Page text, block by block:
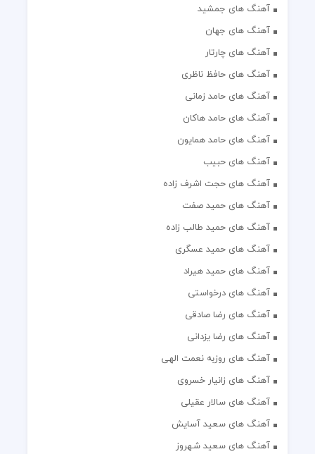
آهنگ های جمشید
آهنگ های جهان
آهنگ های چارتار
آهنگ های حافظ ناظری
آهنگ های حامد زمانی
آهنگ های حامد هاکان
آهنگ های حامد همایون
آهنگ های حبیب
آهنگ های حجت اشرف زاده
آهنگ های حمید صفت
آهنگ های حمید طالب زاده
آهنگ های حمید عسگری
آهنگ های حمید هیراد
آهنگ های درخواستی
آهنگ های رضا صادقی
آهنگ های رضا یزدانی
آهنگ های روزبه نعمت الهی
آهنگ های زانیار خسروی
آهنگ های سالار عقیلی
آهنگ های سعید آسایش
آهنگ های سعید شهروز